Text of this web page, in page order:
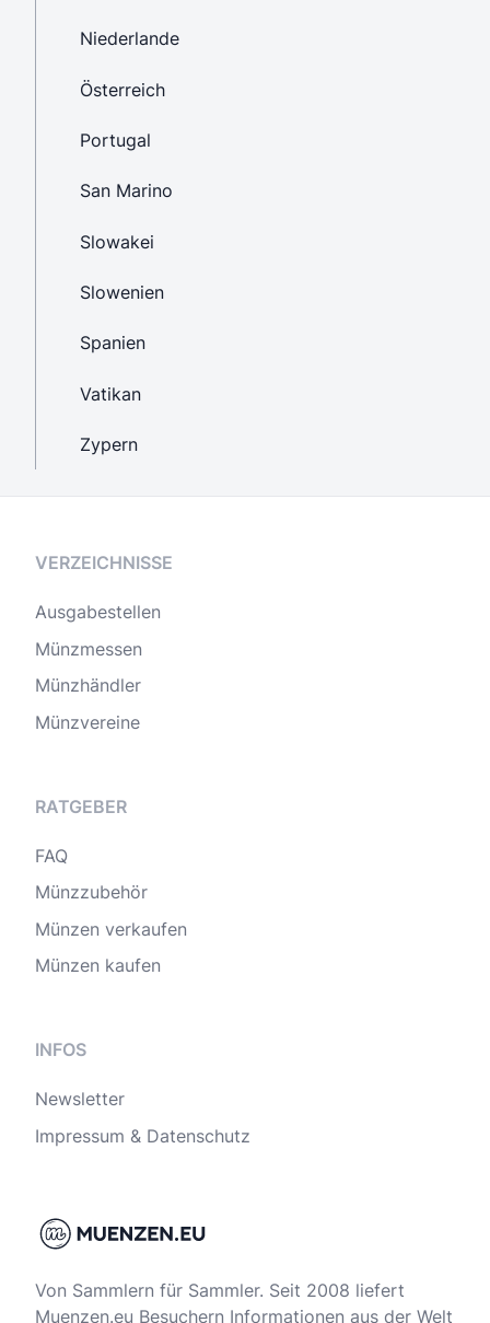
Niederlande
Österreich
Portugal
San Marino
Slowakei
Slowenien
Spanien
Vatikan
Zypern
Von Sammlern für Sammler. Seit 2008 liefert
Muenzen.eu Besuchern Informationen aus der Welt
VERZEICHNISSE
Ausgabestellen
Münzmessen
Münzhändler
Münzvereine
RATGEBER
FAQ
Münzzubehör
Münzen verkaufen
Münzen kaufen
INFOS
Newsletter
Impressum & Datenschutz